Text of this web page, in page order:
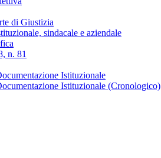
di Giustizia
sindacale e aziendale
n. 81
Istituzionale
Istituzionale (Cronologico)